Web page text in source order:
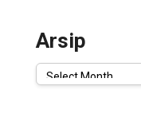
Arsip
Arsip